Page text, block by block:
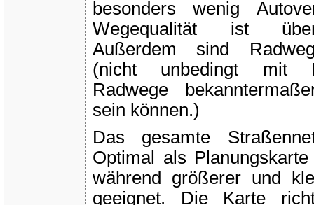
besonders wenig
Wegequalität ist
Außerdem sind
(nicht unbedingt mit
Radwege
sein können.)
Das gesamte
Optimal als
während größerer und
geeignet. Die Karte